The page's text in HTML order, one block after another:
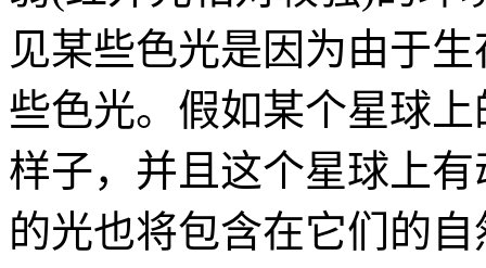
见某些色光是因为由于
些色光。假如某个星球
样子，并且这个星球上
的光也将包含在它们的